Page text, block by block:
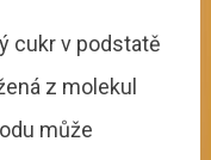
cukr v podstatě
z molekul
může